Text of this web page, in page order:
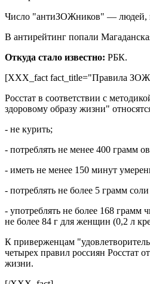
Число "антиЗОЖников" — людей,
В антирейтинг попали
Откуда стало известно: РБК.
[XXX_fact fact_title="Правила
Росстат в соответствии с
здоровому образу жизни"
- не курить;
- потреблять не менее 400 грамм
- иметь не менее 150 минут
- потреблять не более 5 грамм
- употреблять не более 168 грамм
не более 84 г для женщин (0,2 л
К приверженцам
четырех правил россиян Росстат
жизни.